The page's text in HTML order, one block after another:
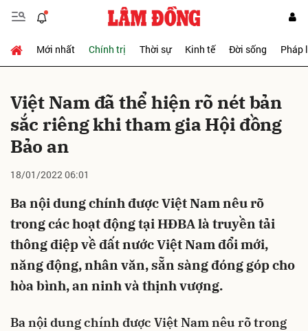
Mới nhất Chính trị Thời sự Kinh tế Đời sống Pháp
Việt Nam đã thể hiện rõ nét bản
sắc riêng khi tham gia Hội đồng
Bảo an
18/01/2022 06:01
Ba nội dung chính được Việt Nam nêu rõ
trong các hoạt động tại HĐBA là truyền tải
thông điệp về đất nước Việt Nam đổi mới,
năng động, nhân văn, sẵn sàng đóng góp cho
hòa bình, an ninh và thịnh vượng.
Ba nội dung chính được Việt Nam nêu rõ trong
Gửi bình luận
Hủy